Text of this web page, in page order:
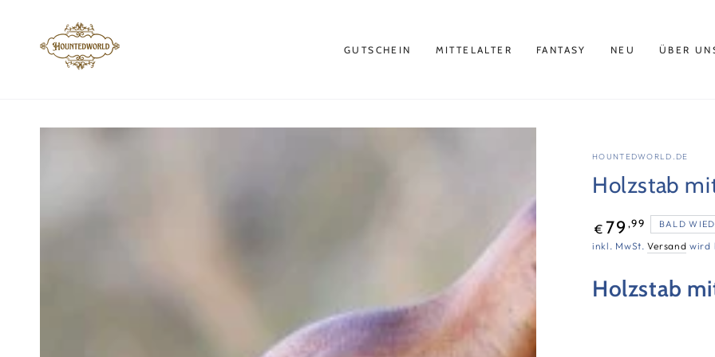
SPRINGEN
GUTSCHEIN MITTELALTER FANTASY NEU ÜBER
HOUNTEDWORLD.DE
Holzstab
Regulärer
Preis
€ 79 ,99 BALD
inkl. MwSt.Versand wird
Holzstab